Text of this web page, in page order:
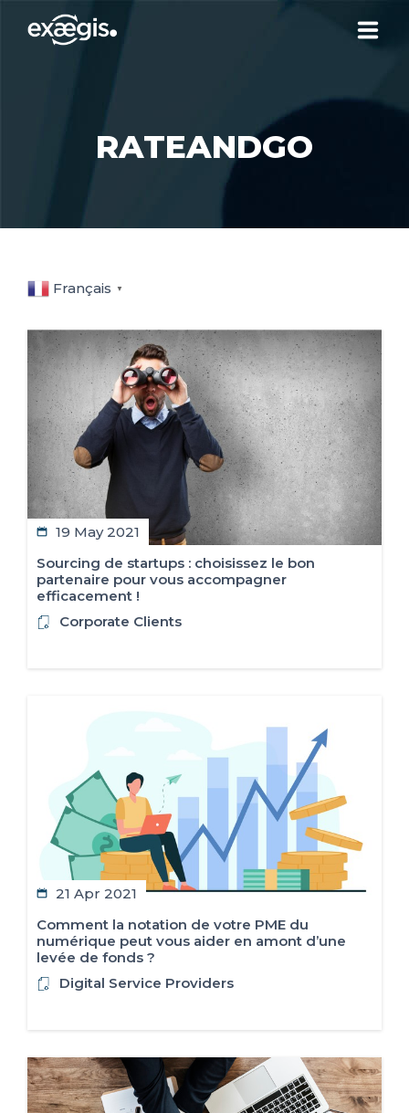
OUR SERVICES
YOUR ACCOUNT
FR IT ES EN
RATEANDGO
Français ▼
19 May 2021
Sourcing de startups : choisissez le bon
partenaire pour vous accompagner
efficacement !
Corporate Clients
21 Apr 2021
Comment la notation de votre PME du
numérique peut vous aider en amont d’une
levée de fonds ?
Digital Service Providers